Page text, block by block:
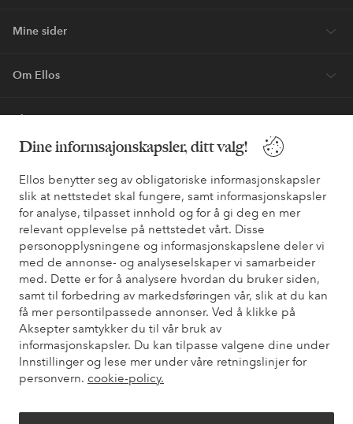
Dine informsajonskapsler, ditt valg!
Ellos benytter seg av obligatoriske informasjonskapsler
slik at nettstedet skal fungere, samt informasjonskapsler
for analyse, tilpasset innhold og for å gi deg en mer
relevant opplevelse på nettstedet vårt. Disse
personopplysningene og informasjonskapslene deler vi
med de annonse- og analyseselskaper vi samarbeider
med. Dette er for å analysere hvordan du bruker siden,
samt til forbedring av markedsføringen vår, slik at du kan
få mer persontilpassede annonser. Ved å klikke på
Aksepter samtykker du til vår bruk av
informasjonskapsler. Du kan tilpasse valgene dine under
Innstillinger og lese mer under våre retningslinjer for
personvern. cookie-policy.
Mine sider
Om Ellos
Våre tjenester
Venner
Sikre betalinger - Betal direkte eller del opp
Vil du vite mer om våre betalingsalternativer?
elpy elpy